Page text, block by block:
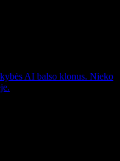
AI balso klonus. Nieko